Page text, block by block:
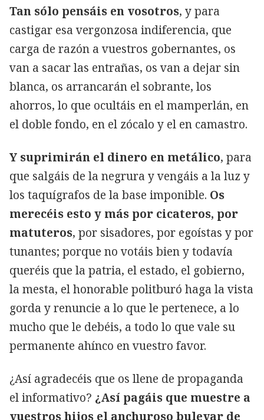
Tan sólo pensáis en vosotros, y para
castigar esa vergonzosa indiferencia, que
carga de razón a vuestros gobernantes, os
van a sacar las entrañas, os van a dejar sin
blanca, os arrancarán el sobrante, los
ahorros, lo que ocultáis en el mamperlán, en
el doble fondo, en el zócalo y el en camastro.
Y suprimirán el dinero en metálico, para
que salgáis de la negrura y vengáis a la luz y
los taquígrafos de la base imponible. Os
merecéis esto y más por cicateros, por
matuteros, por sisadores, por egoístas y por
tunantes; porque no votáis bien y todavía
queréis que la patria, el estado, el gobierno,
la mesta, el honorable politburó haga la vista
gorda y renuncie a lo que le pertenece, a lo
mucho que le debéis, a todo lo que vale su
permanente ahínco en vuestro favor.
¿Así agradecéis que os llene de propaganda
el informativo? ¿Así pagáis que muestre a
vuestros hijos el anchuroso bulevar de